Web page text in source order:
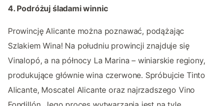
4. Podróżuj śladami winnic
Prowincję Alicante można poznawać, podążając
Szlakiem Wina! Na południu prowincji znajduje się
Vinalopó, a na północy La Marina – winiarskie regiony,
produkujące głównie wina czerwone. Spróbujcie Tinto
Alicante, Moscatel Alicante oraz najrzadszego Vino